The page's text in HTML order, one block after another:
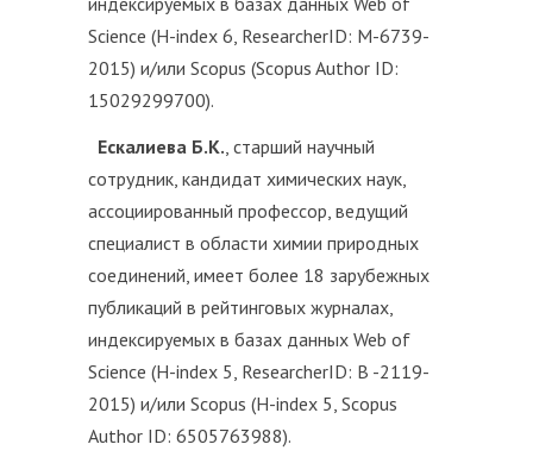
Science (H-index 6, ResearcherID: M-6739-
2015) и/или Scopus (Scopus Author ID:
15029299700).
Ескалиева Б.К., старший научный
сотрудник, кандидат химических наук,
ассоциированный профессор, ведущий
специалист в области химии природных
соединений, имеет более 18 зарубежных
публикаций в рейтинговых журналах,
индексируемых в базах данных Web of
Science (H-index 5, ResearcherID: B -2119-
2015) и/или Scopus (H-index 5, Scopus
Author ID: 6505763988).